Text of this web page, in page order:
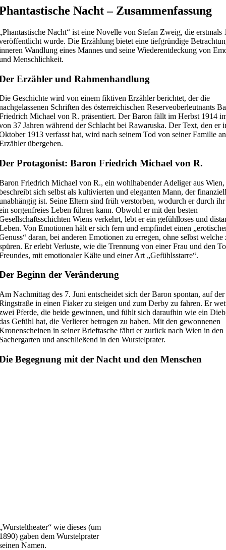
Nacht – Zusammenfassung
Nacht“ ist eine Novelle von Stefan Zweig, die erstmals
wurde. Die Erzählung bietet eine tiefgründige
Wandlung eines Mannes und seine Wiederentdeckung von
Menschlichkeit.
Erzähler und Rahmenhandlung
Geschichte wird von einem fiktiven Erzähler berichtet, der die
Schriften des österreichischen Reserveoberleutnants
Michael von R. präsentiert. Der Baron fällt im Herbst 1914
37 Jahren während der Schlacht bei Rawaruska. Der Text, den er
1913 verfasst hat, wird nach seinem Tod von seiner Familie
übergeben.
Protagonist: Baron Friedrich Michael von R.
Friedrich Michael von R., ein wohlhabender Adeliger aus Wien,
sich selbst als kultivierten und eleganten Mann, der
ist. Seine Eltern sind früh verstorben, wodurch er durch
sorgenfreies Leben führen kann. Obwohl er mit den besten
Wiens verkehrt, lebt er ein gefühlloses und
Von Emotionen hält er sich fern und empfindet einen
daran, bei anderen Emotionen zu erregen, ohne selbst welche
Er erlebt Verluste, wie die Trennung von einer Frau und den
mit emotionaler Kälte und einer Art „Gefühlsstarre“.
Beginn der Veränderung
Nachmittag des 7. Juni entscheidet sich der Baron spontan, auf der
in einen Fiaker zu steigen und zum Derby zu fahren. Er
Pferde, die beide gewinnen, und fühlt sich daraufhin wie ein
Gefühl hat, die Verlierer betrogen zu haben. Mit den gewonnenen
in seiner Brieftasche fährt er zurück nach Wien in den
und anschließend in den Wurstelprater.
Begegnung mit der Nacht und den Menschen
wie dieses (um
gaben dem Wurstelprater
Namen.